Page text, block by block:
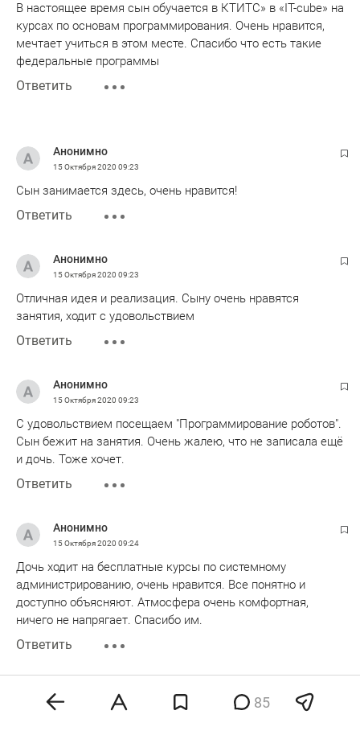
В настоящее время сын обучается в КТИТС» в «IT-cube» на
курсах по основам программирования. Очень нравится,
мечтает учиться в этом месте. Спасибо что есть такие
федеральные программы
Ответить
Анонимно
15 Октября 2020 09:23
Сын занимается здесь, очень нравится!
Ответить
Анонимно
15 Октября 2020 09:23
Отличная идея и реализация. Сыну очень нравятся
занятия, ходит с удовольствием
Ответить
Анонимно
15 Октября 2020 09:23
С удовольствием посещаем "Программирование роботов".
Сын бежит на занятия. Очень жалею, что не записала ещё
и дочь. Тоже хочет.
Ответить
Анонимно
15 Октября 2020 09:24
Дочь ходит на бесплатные курсы по системному
администрированию, очень нравится. Все понятно и
доступно объясняют. Атмосфера очень комфортная,
ничего не напрягает. Спасибо им.
Ответить
15 Октября 202009:24 85